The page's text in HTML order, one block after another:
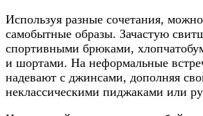
Используя разные сочетания, можно
самобытные образы. Зачастую
спортивными брюками,
и шортами. На неформальные
надевают с джинсами, дополняя
неклассическими пиджаками или